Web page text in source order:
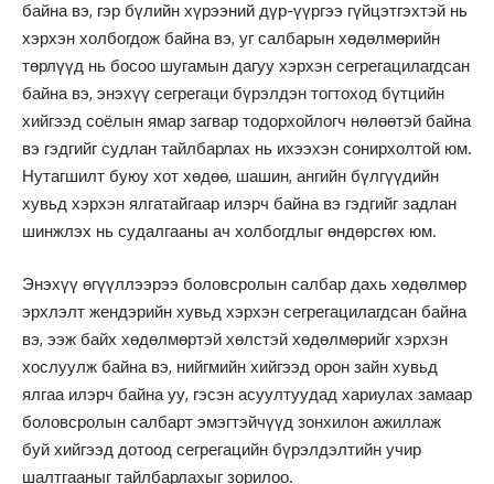
байна вэ, гэр бүлийн хүрээний дүр-үүргээ гүйцэтгэхтэй нь
хэрхэн холбогдож байна вэ, уг салбарын хөдөлмөрийн
төрлүүд нь босоо шугамын дагуу хэрхэн сегрегацилагдсан
байна вэ, энэхүү сегрегаци бүрэлдэн тогтоход бүтцийн
хийгээд соёлын ямар загвар тодорхойлогч нөлөөтэй байна
вэ гэдгийг судлан тайлбарлах нь ихээхэн сонирхолтой юм.
Нутагшилт буюу хот хөдөө, шашин, ангийн бүлгүүдийн
хувьд хэрхэн ялгатайгаар илэрч байна вэ гэдгийг задлан
шинжлэх нь судалгааны ач холбогдлыг өндөрсгөх юм.
Энэхүү өгүүллээрээ боловсролын салбар дахь хөдөлмөр
эрхлэлт жендэрийн хувьд хэрхэн сегрегацилагдсан байна
вэ, ээж байх хөдөлмөртэй хөлстэй хөдөлмөрийг хэрхэн
хослуулж байна вэ, нийгмийн хийгээд орон зайн хувьд
ялгаа илэрч байна уу, гэсэн асуултуудад хариулах замаар
боловсролын салбарт эмэгтэйчүүд зонхилон ажиллаж
буй хийгээд дотоод сегрегацийн бүрэлдэлтийн учир
шалтгааныг тайлбарлахыг зорилоо.